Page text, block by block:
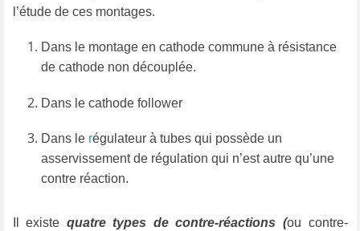
l’étude de ces montages.
Dans le montage en cathode commune à résistance
de cathode non découplée.
Dans le cathode follower
Dans le régulateur à tubes qui possède un
asservissement de régulation qui n’est autre qu’une
contre réaction.
Il existe quatre types de contre-réactions (ou contre-